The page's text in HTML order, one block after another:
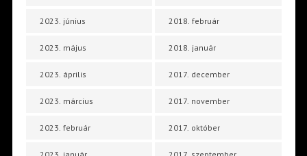
2023. június
2023. május
2023. április
2023. március
2023. február
2018. február
2018. január
2017. december
2017. november
2017. október